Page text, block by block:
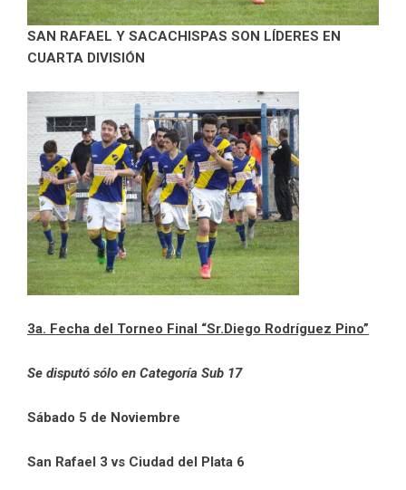
SAN RAFAEL Y SACACHISPAS SON LÍDERES EN
CUARTA DIVISIÓN
3a. Fecha del Torneo Final “Sr.Diego Rodríguez Pino”
Se disputó sólo en Categoría Sub 17
Sábado 5 de Noviembre
San Rafael 3 vs Ciudad del Plata 6